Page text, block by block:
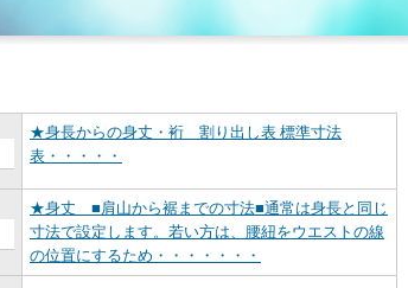
★身長からの身丈・裄 割り出し表 標準寸法
表・・・・・
★身丈 ■肩山から裾までの寸法■通常は身長と同じ
寸法で設定します。若い方は、腰紐をウエストの線
の位置にするため・・・・・・・